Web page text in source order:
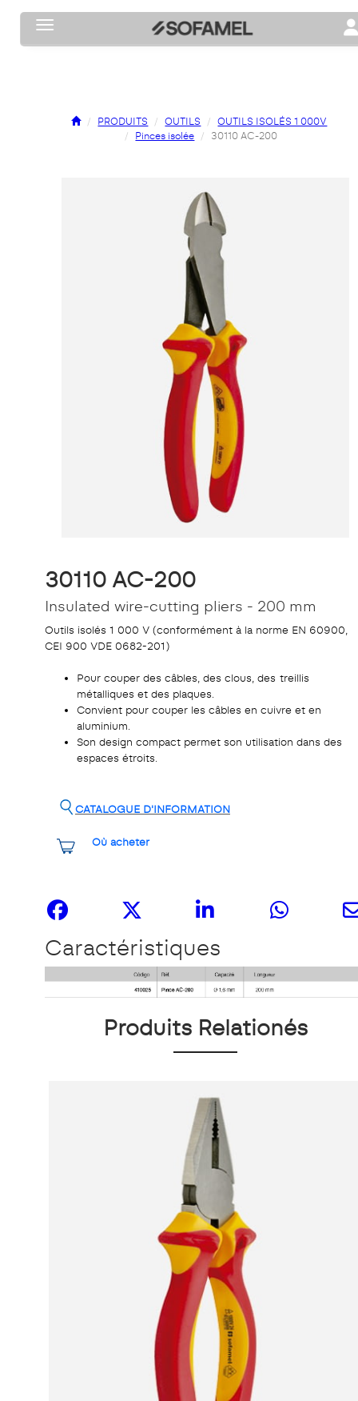
Toggle navigation
PRODUITS OUTILS
OUTILS ISOLÉS 1 000V
Pinces isolée
30110 AC-200
30110 AC-200
Insulated wire-cutting pliers - 200 mm
Outils isolés 1 000 V (conformément à la norme EN 60900,
CEI 900 VDE 0682-201)
Pour couper des câbles, des clous, des treillis
métalliques et des plaques.
Convient pour couper les câbles en cuivre et en
aluminium.
Son design compact permet son utilisation dans des
espaces étroits.
Où acheter
CATALOGUE D'INFORMATION
Caractéristiques
Produits Relationés